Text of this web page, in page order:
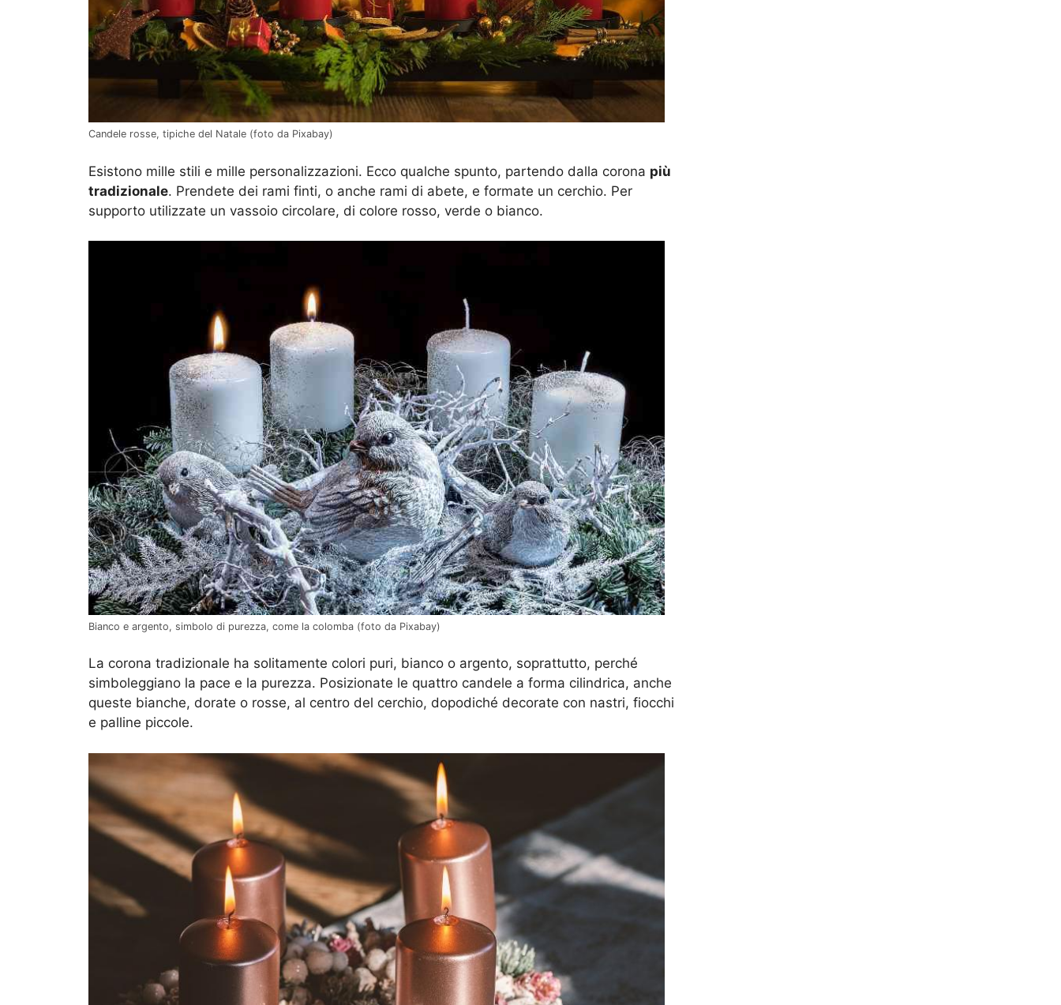
Candele rosse, tipiche del Natale (foto da Pixabay)
Esistono mille stili e mille personalizzazioni. Ecco qualche spunto, partendo dalla corona più
tradizionale. Prendete dei rami finti, o anche rami di abete, e formate un cerchio. Per
supporto utilizzate un vassoio circolare, di colore rosso, verde o bianco.
Bianco e argento, simbolo di purezza, come la colomba (foto da Pixabay)
La corona tradizionale ha solitamente colori puri, bianco o argento, soprattutto, perché
simboleggiano la pace e la purezza. Posizionate le quattro candele a forma cilindrica, anche
queste bianche, dorate o rosse, al centro del cerchio, dopodiché decorate con nastri, fiocchi
e palline piccole.